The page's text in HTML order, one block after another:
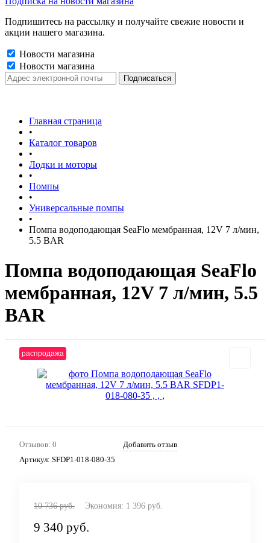
Подпишитесь на рассылку и получайте свежие новости и
акции нашего магазина.
Новости магазина
Новости магазина
Главная страница
•
Каталог товаров
•
Лодки и моторы
•
Помпы
•
Универсальные помпы
•
Помпа водоподающая SeaFlo мембранная, 12V 7 л/мин,
5.5 BAR
Помпа водоподающая SeaFlo
мембранная, 12V 7 л/мин, 5.5
BAR
распродажа
Отзывов: 0
Добавить отзыв
Артикул: SFDP1-018-080-35
10 736 руб. Экономия: 1 396 руб.
9 340 руб.